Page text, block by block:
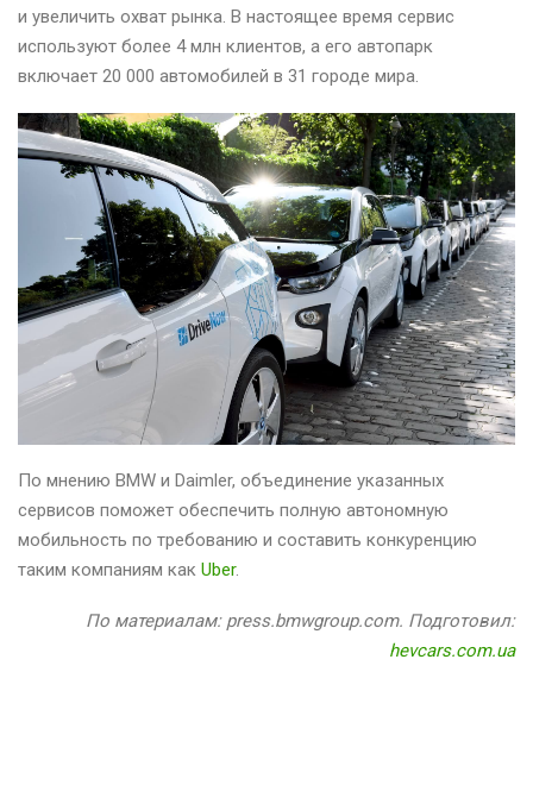
и увеличить охват рынка. В настоящее время сервис
используют более 4 млн клиентов, а его автопарк
включает 20 000 автомобилей в 31 городе мира.
По мнению BMW и Daimler, объединение указанных
сервисов поможет обеспечить полную автономную
мобильность по требованию и составить конкуренцию
таким компаниям как Uber.
По материалам: press.bmwgroup.com. Подготовил:
hevcars.com.ua